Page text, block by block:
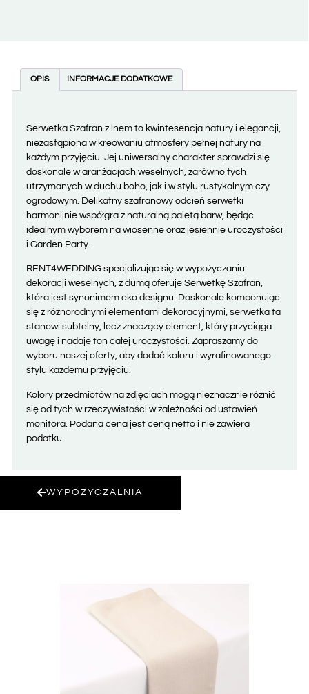
OPIS INFORMACJE DODATKOWE
Serwetka Szafran z lnem to kwintesencja natury i elegancji,
niezastąpiona w kreowaniu atmosfery pełnej natury na
każdym przyjęciu. Jej uniwersalny charakter sprawdzi się
doskonale w aranżacjach weselnych, zarówno tych
utrzymanych w duchu boho, jak i w stylu rustykalnym czy
ogrodowym. Delikatny szafranowy odcień serwetki
harmonijnie współgra z naturalną paletą barw, będąc
idealnym wyborem na wiosenne oraz jesiennie uroczystości
i Garden Party.
RENT4WEDDING specjalizując się w wypożyczaniu
dekoracji weselnych, z dumą oferuje Serwetkę Szafran,
która jest synonimem eko designu. Doskonale komponując
się z różnorodnymi elementami dekoracyjnymi, serwetka ta
stanowi subtelny, lecz znaczący element, który przyciąga
uwagę i nadaje ton całej uroczystości. Zapraszamy do
wyboru naszej oferty, aby dodać koloru i wyrafinowanego
stylu każdemu przyjęciu.
Kolory przedmiotów na zdjęciach mogą nieznacznie różnić
się od tych w rzeczywistości w zależności od ustawień
monitora. Podana cena jest ceną netto i nie zawiera
podatku.
WYPOŻYCZALNIA